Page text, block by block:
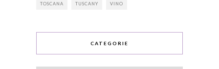
TOSCANA TUSCANY VINO
CATEGORIE